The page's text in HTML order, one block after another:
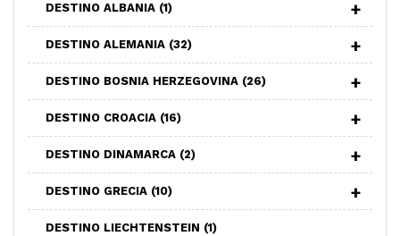
DESTINO ALBANIA (1)
DESTINO ALEMANIA (32)
DESTINO BOSNIA HERZEGOVINA (26)
DESTINO CROACIA (16)
DESTINO DINAMARCA (2)
DESTINO GRECIA (10)
DESTINO LIECHTENSTEIN (1)